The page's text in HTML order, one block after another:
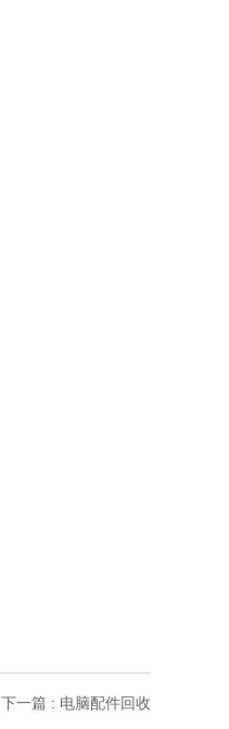
下一篇 : 电脑配件回收